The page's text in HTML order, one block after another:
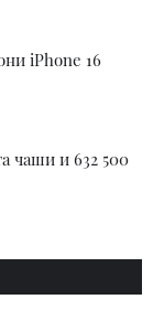
iPhone 16
чаши и 632 500